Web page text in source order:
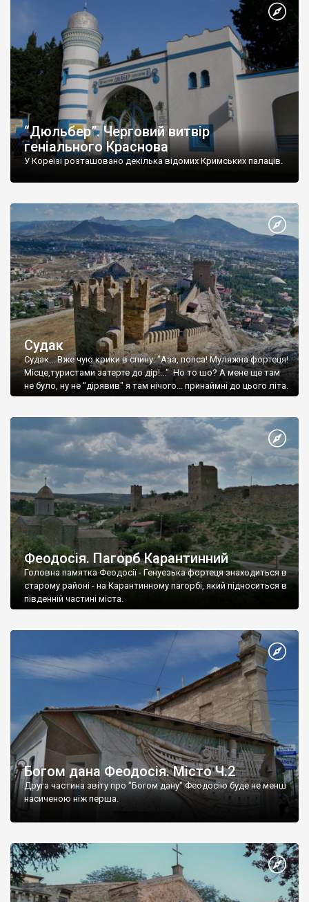
“Дюльбер”. Черговий витвір
геніального Краснова
У Кореїзі розташовано декілька відомих Кримських палаців.
Судак
Судак... Вже чую крики в спину: "Ааа, попса! Муляжна фортеця!
Місце,туристами затерте до дір!..." Но то шо? А мене ще там
не було, ну не "дірявив" я там нічого... принаймні до цього літа.
Феодосія. Пагорб Карантинний
Головна памятка Феодосії - Генуезька фортеця знаходиться в
старому районі - на Карантинному пагорбі, який підноситься в
південній частині міста.
Богом дана Феодосія. Місто Ч.2
Друга частина звіту про "Богом дану" Феодосію буде не менш
насиченою ніж перша.